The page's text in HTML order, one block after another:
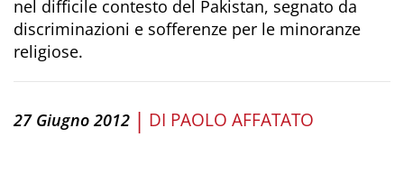
nel difficile contesto del Pakistan, segnato da
discriminazioni e sofferenze per le minoranze
religiose.
27 Giugno 2012 | DI PAOLO AFFATATO